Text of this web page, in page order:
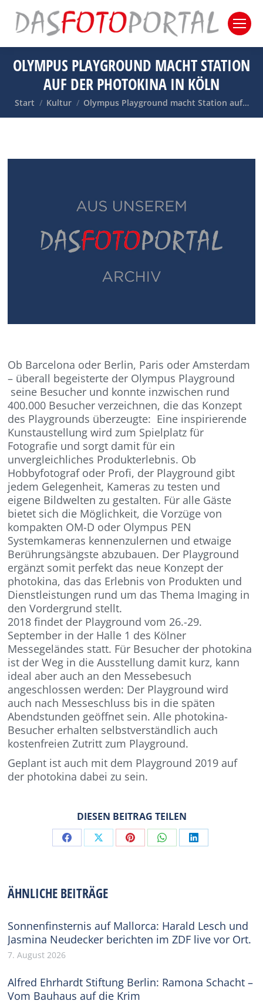
OLYMPUS PLAYGROUND MACHT STATION
AUF DER PHOTOKINA IN KÖLN
Sie befinden sich hier:
Start Kultur Olympus Playground macht Station auf…
Ob Barcelona oder Berlin, Paris oder Amsterdam
– überall begeisterte der Olympus Playground
seine Besucher und konnte inzwischen rund
400.000 Besucher verzeichnen, die das Konzept
des Playgrounds überzeugte: Eine inspirierende
Kunstaustellung wird zum Spielplatz für
Fotografie und sorgt damit für ein
unvergleichliches Produkterlebnis. Ob
Hobbyfotograf oder Profi, der Playground gibt
jedem Gelegenheit, Kameras zu testen und
eigene Bildwelten zu gestalten. Für alle Gäste
bietet sich die Möglichkeit, die Vorzüge von
kompakten OM-D oder Olympus PEN
Systemkameras kennenzulernen und etwaige
Berührungsängste abzubauen. Der Playground
ergänzt somit perfekt das neue Konzept der
photokina, das das Erlebnis von Produkten und
Dienstleistungen rund um das Thema Imaging in
den Vordergrund stellt.
2018 findet der Playground vom 26.-29.
September in der Halle 1 des Kölner
Messegeländes statt. Für Besucher der photokina
ist der Weg in die Ausstellung damit kurz, kann
ideal aber auch an den Messebesuch
angeschlossen werden: Der Playground wird
auch nach Messeschluss bis in die späten
Abendstunden geöffnet sein. Alle photokina-
Besucher erhalten selbstverständlich auch
kostenfreien Zutritt zum Playground.
Geplant ist auch mit dem Playground 2019 auf
der photokina dabei zu sein.
DIESEN BEITRAG TEILEN
Share Share Share Share Share
ÄHNLICHE BEITRÄGE
Sonnenfinsternis auf Mallorca: Harald Lesch und
Jasmina Neudecker berichten im ZDF live vor Ort.
7. August 2026
Alfred Ehrhardt Stiftung Berlin: Ramona Schacht –
Vom Bauhaus auf die Krim